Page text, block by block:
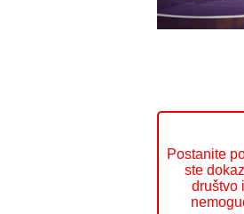
Postanite
ste
društvo